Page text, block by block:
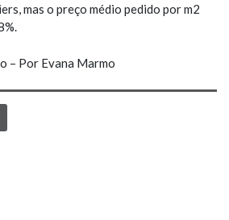
mas o preço médio pedido por m2
– Por Evana Marmo